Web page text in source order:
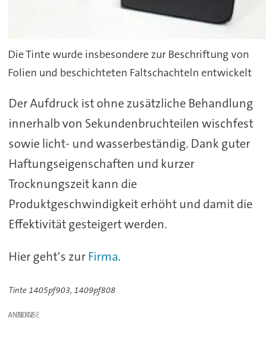
Die Tinte wurde insbesondere zur Beschriftung von
Folien und beschichteten Faltschachteln entwickelt
Der Aufdruck ist ohne zusätzliche Behandlung
innerhalb von Sekundenbruchteilen wischfest
sowie licht- und wasserbeständig. Dank guter
Haftungseigenschaften und kurzer
Trocknungszeit kann die
Produktgeschwindigkeit erhöht und damit die
Effektivität gesteigert werden.
Hier geht‘s zurFirma.
Tinte 1405pf903, 1409pf808
ANZEIGE